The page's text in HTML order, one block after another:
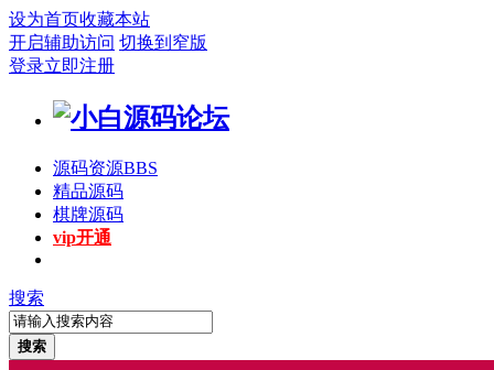
设为首页收藏本站
开启辅助访问 切换到窄版
登录立即注册
源码资源BBS
精品源码
棋牌源码
vip开通
搜索
搜索